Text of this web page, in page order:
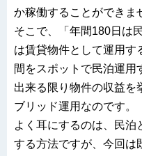
か稼働することができま
そこで、「年間180日は
は賃貸物件として運用す
間をスポットで民泊運用
出来る限り物件の収益を
ブリッド運用なのです。
よく耳にするのは、民泊
する方法ですが、今回は